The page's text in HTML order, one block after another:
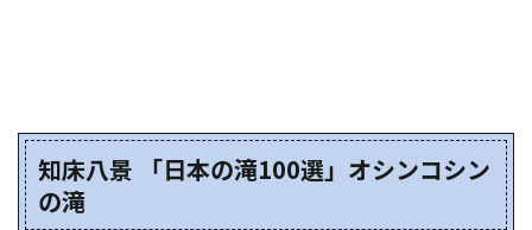
知床八景 「日本の滝100選」オシンコシン
の滝